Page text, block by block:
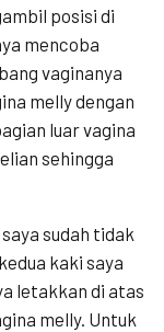
posisi di
mencoba
vaginanya
melly dengan
luar vagina
sehingga
sudah tidak
kaki saya
letakkan di atas
melly. Untuk